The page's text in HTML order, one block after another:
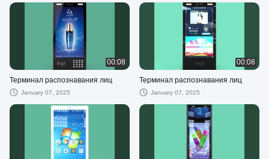
00:08
Терминал распознавания лиц
January 07, 2025
00:08
Терминал распознавания лиц
January 07, 2025